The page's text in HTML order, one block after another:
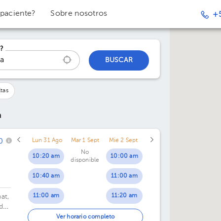
Sobre nosotros
BUSCAR
Lun 31 Ago
10:20 am
10:40 am
11:00 am
11:20 am
Mar 1 Sept
No
disponible
Mié 2 Sept
10:00 am
11:00 am
11:20 am
11:40 am
Ver horario completo